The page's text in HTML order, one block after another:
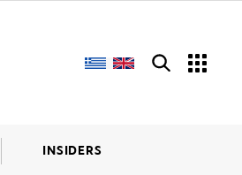
INSIDERS